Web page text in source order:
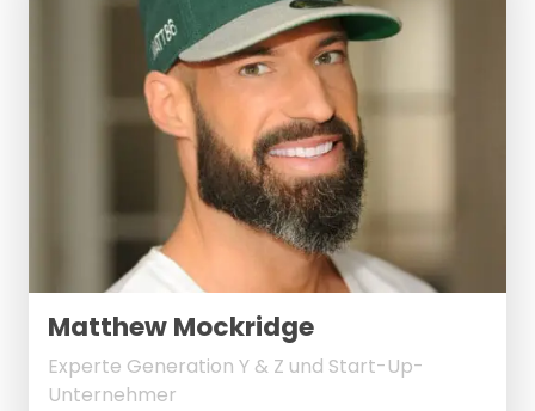
Matthew Mockridge
Experte Generation Y & Z und Start-Up-
Unternehmer